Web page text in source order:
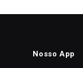
Nosso App